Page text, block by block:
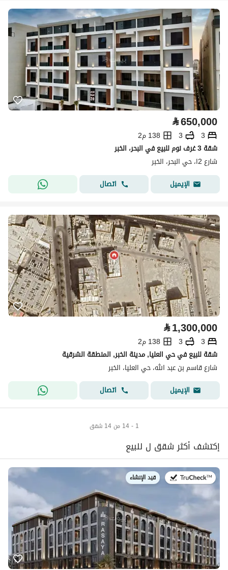
⃁650,000
3
3
138 م2
شقة 3 غرف نوم للبيع في البحر، الخبر
شارع 2ا، حي البحر، الخبر
الإيميل
اتصال
⃁1,300,000
3
3
138 م2
شقة للبيع في حي العليا, مدينة الخبر, المنطقة الشرقية
شارع قاسم بن عبد الله، حي العليا، الخبر
الإيميل
اتصال
1 - 14 من 14 شقق
إكتشف أكثر شقق ل للبيع
في:قيد الإنشاء